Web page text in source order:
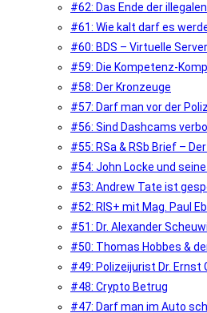
#62: Das Ende der
#61: Wie kalt darf es
#60: BDS – Virtuelle
#59: Die Kompetenz-
#58: Der Kronzeuge
#57: Darf man vor der
#56: Sind Dashcams
#55: RSa & RSb Brief –
#54: John Locke und
#53: Andrew Tate ist
#52: RIS+ mit Mag. Paul
#51: Dr. Alexander
#50: Thomas Hobbes &
#49: Polizeijurist Dr. Ernst
#48: Crypto Betrug
#47: Darf man im Auto